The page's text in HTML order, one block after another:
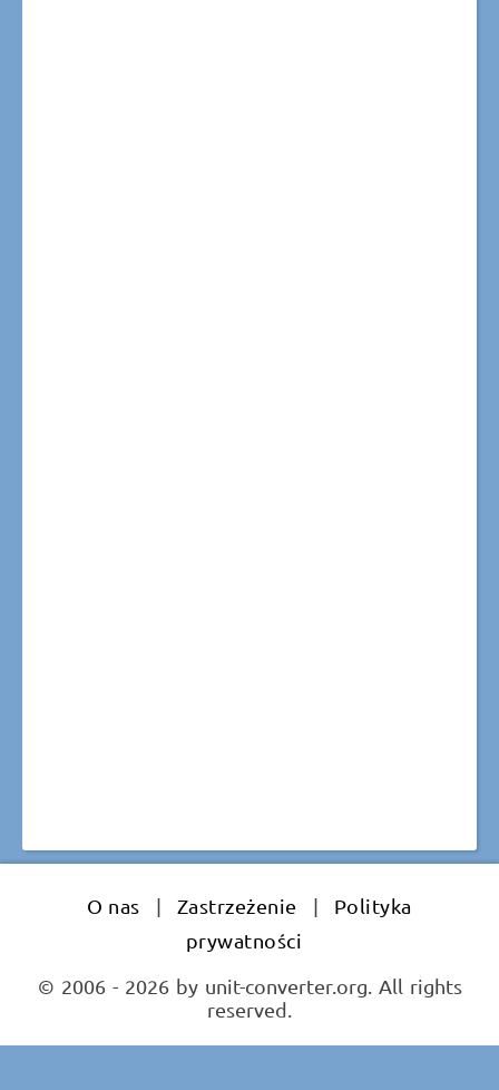
O nas | Zastrzeżenie |
Polityka
prywatności
© 2006 - 2026 by unit-converter.org. All rights
reserved.